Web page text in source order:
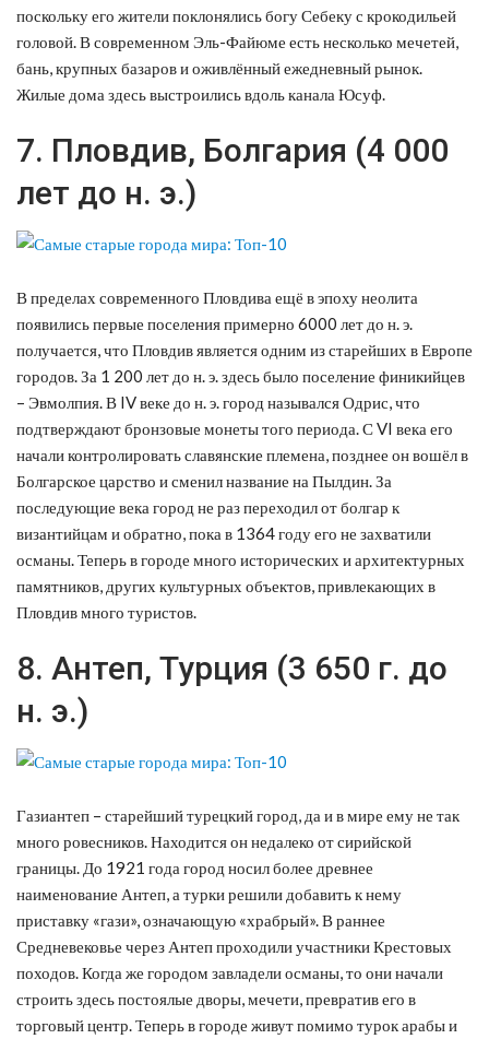
поскольку его жители поклонялись богу Себеку с крокодильей
головой. В современном Эль-Файюме есть несколько мечетей,
бань, крупных базаров и оживлённый ежедневный рынок.
Жилые дома здесь выстроились вдоль канала Юсуф.
7. Пловдив, Болгария (4 000
лет до н. э.)
В пределах современного Пловдива ещё в эпоху неолита
появились первые поселения примерно 6000 лет до н. э.
получается, что Пловдив является одним из старейших в Европе
городов. За 1 200 лет до н. э. здесь было поселение финикийцев
– Эвмолпия. В IV веке до н. э. город назывался Одрис, что
подтверждают бронзовые монеты того периода. С VI века его
начали контролировать славянские племена, позднее он вошёл в
Болгарское царство и сменил название на Пылдин. За
последующие века город не раз переходил от болгар к
византийцам и обратно, пока в 1364 году его не захватили
османы. Теперь в городе много исторических и архитектурных
памятников, других культурных объектов, привлекающих в
Пловдив много туристов.
8. Антеп, Турция (3 650 г. до
н. э.)
Газиантеп – старейший турецкий город, да и в мире ему не так
много ровесников. Находится он недалеко от сирийской
границы. До 1921 года город носил более древнее
наименование Антеп, а турки решили добавить к нему
приставку «гази», означающую «храбрый». В раннее
Средневековье через Антеп проходили участники Крестовых
походов. Когда же городом завладели османы, то они начали
строить здесь постоялые дворы, мечети, превратив его в
торговый центр. Теперь в городе живут помимо турок арабы и